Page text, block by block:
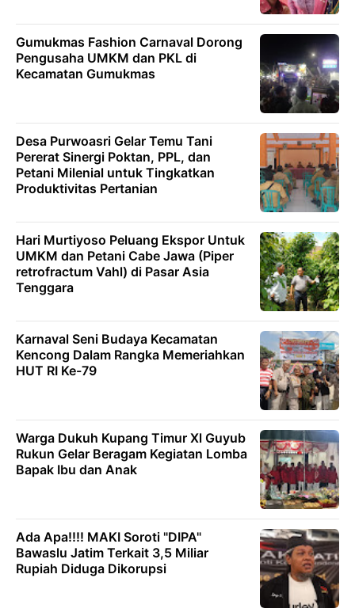
Gumukmas Fashion Carnaval Dorong
Pengusaha UMKM dan PKL di
Kecamatan Gumukmas
Desa Purwoasri Gelar Temu Tani
Pererat Sinergi Poktan, PPL, dan
Petani Milenial untuk Tingkatkan
Produktivitas Pertanian
Hari Murtiyoso Peluang Ekspor Untuk
UMKM dan Petani Cabe Jawa (Piper
retrofractum Vahl) di Pasar Asia
Tenggara
Karnaval Seni Budaya Kecamatan
Kencong Dalam Rangka Memeriahkan
HUT RI Ke-79
Warga Dukuh Kupang Timur Xl Guyub
Rukun Gelar Beragam Kegiatan Lomba
Bapak Ibu dan Anak
Ada Apa!!!! MAKI Soroti "DIPA"
Bawaslu Jatim Terkait 3,5 Miliar
Rupiah Diduga Dikorupsi